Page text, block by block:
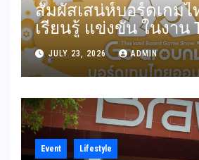
สัมผัสเสน่ห์บอร์ดเกมไ
เรียนรู้ แข่งขัน ในงาน
Board Game Show Go
เกมไทยออนทัวร์ วันที่
กรกฎาคม 2569 ณ ICS
Complex
JULY 23, 2026 ADMIN
Event Lifestyle